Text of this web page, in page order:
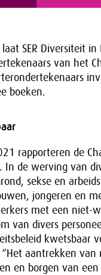
laat SER Diversiteit
van het
boeken.
rapporteren de
In de werving van
sekse en
jongeren en
met een niet-
van divers
kwetsbaar
aantrekken
en borgen van